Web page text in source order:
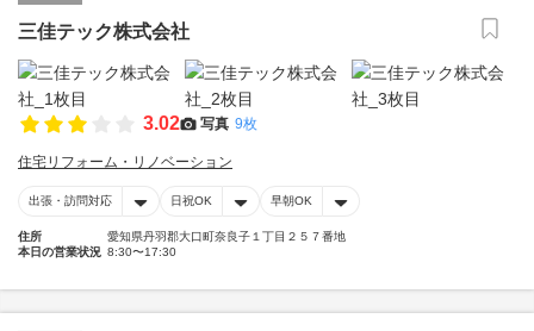
三佳テック株式会社
3.02 写真 9枚
住宅リフォーム・リノベーション
出張・訪問対応 日祝OK 早朝OK
住所
愛知県丹羽郡大口町奈良子１丁目２５７番地
本日の営業状況 8:30〜17:30